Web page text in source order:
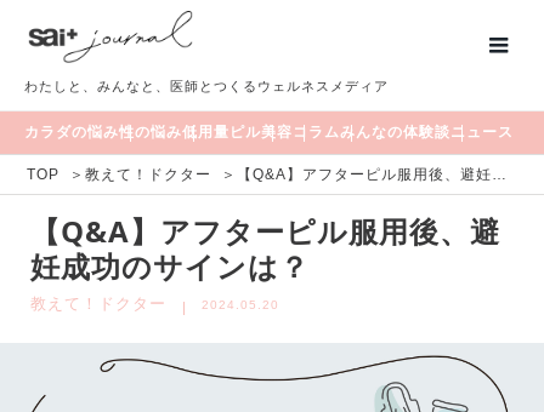
わたしと、みんなと、医師とつくるウェルネスメディア
カラダの悩み性の悩み低用量ピル美容 コラムみんなの体験談ニュース
TOP ＞教えて！ドクター ＞ 【Q&A】アフターピル服用後、避妊成功のサインは？
【Q&A】アフターピル服用後、避
妊成功のサインは？
教えて！ドクター 2024.05.20